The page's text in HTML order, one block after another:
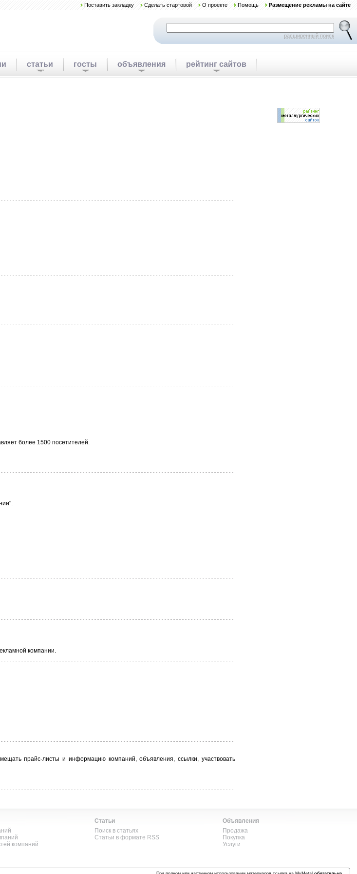
Поставить закладку Сделать стартовой О проекте Помощь Размещение рекламы на сайте
расширенный поиск
статьи госты объявления рейтинг сайтов
более 1500 посетителей.
компании.
прайс-листы и информацию компаний, объявления, ссылки, участвовать
компаний
Статьи
Поиск в статьях
Статьи в формате RSS
Объявления
Продажа
Покупка
Услуги